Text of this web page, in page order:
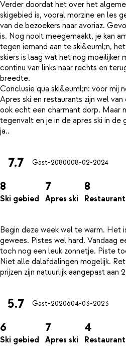
Verder doordat het over het
skigebied is, vooral morzine en les
van de bezoekers naar avoriaz.
is. Nog nooit meegemaakt, je kan
tegen iemand aan te ski&euml;n,
skiers is laag wat het nog moeilijker
continu van links naar rechts en
breedte.
Conclusie qua ski&euml;n: voor mij
Apres ski en restaurants zijn wel
ook echt een charmant dorp. Maar
tegenvalt en je in de apres ski in de
7.7 Gast-2080008-02-2024
8
Ski gebied
7
Apres ski
8
Begin deze week wel te warm. Het
gewees. Pistes wel hard. Vandaag
toch nog een leuk zonnetje. Piste
Niet alle dalafdalingen mogelijk.
5.7 Gast-2020604-03-2023
6
Ski gebied
7
Apres ski
4